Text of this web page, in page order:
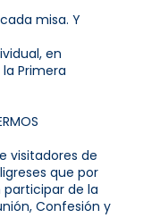
misa. Y
en
Primera
visitadores de
que por
de la
Confesión y